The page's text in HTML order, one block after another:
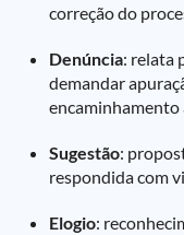
correção do
Denúncia: relata
demandar
encaminhamento
Sugestão:
respondida com
Elogio: